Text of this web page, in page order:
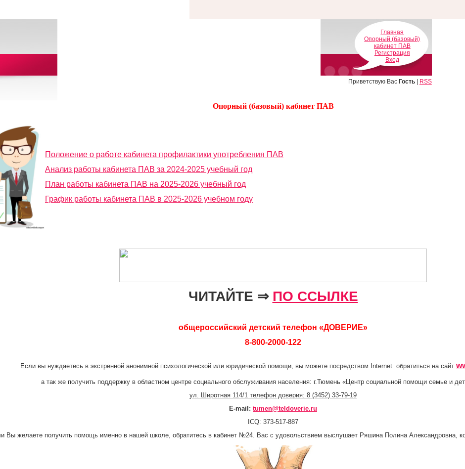
Главная
Опорный (базовый)
кабинет ПАВ
Регистрация
Вход
Приветствую Вас Гость| RSS
Опорный (базовый) кабинет ПАВ
Положение о работе кабинета профилактики употребления ПАВ
Анализ работы кабинета ПАВ за 2024-2025 учебный год
План работы кабинета ПАВ на 2025-2026 учебный год
График работы кабинета ПАВ в 2025-2026 учебном году
ЧИТАЙТЕ ⇒ ПО ССЫЛКЕ
общероссийский детский телефон «ДОВЕРИЕ»
8-800-2000-122
Если вы нуждаетесь в экстренной анонимной психологической или юридической помощи, вы можете посредством Internet обратиться на сайт
а так же получить поддержку в областном центре социального обслуживания населения: г.Тюмень «Центр социальной помощи семье и
ул. Широтная 114/1 телефон доверия: 8 (3452) 33-79-19
Е-mail : tumen@teldoverie.ru
ICQ: 373-517-887
Вы желаете получить помощь именно в нашей школе, обратитесь в кабинет №24. Вас с удовольствием выслушает Ряшина Полина Александровна,